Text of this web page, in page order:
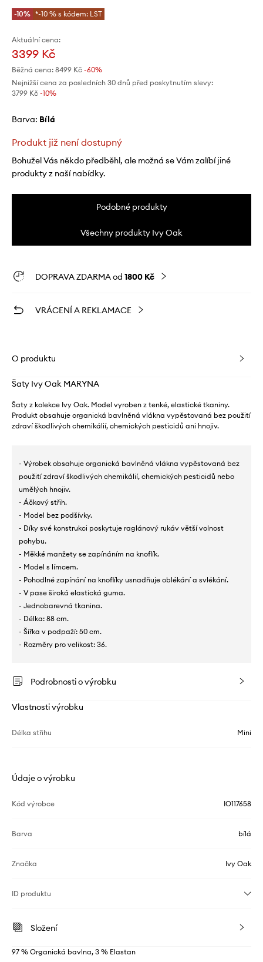
-10% *-10 % s kódem: LST
Aktuální cena:
3399 Kč
Běžná cena: 8499 Kč -60%
Nejnižší cena za posledních 30 dnů před poskytnutím slevy:
3799 Kč -10%
Barva: bílá
Produkt již není dostupný
Bohužel Vás někdo předběhl, ale možná se Vám zalíbí jiné
produkty z naší nabídky.
Podobné produkty
Všechny produkty Ivy Oak
DOPRAVA ZDARMA od 1800 Kč
VRÁCENÍ A REKLAMACE
O produktu
Šaty Ivy Oak MARYNA
Šaty z kolekce Ivy Oak. Model vyroben z tenké, elastické tkaniny.
Produkt obsahuje organická bavlněná vlákna vypěstovaná bez použití
zdraví škodlivých chemikálií, chemických pesticidů ani hnojiv.
- Výrobek obsahuje organická bavlněná vlákna vypěstovaná bez
použití zdraví škodlivých chemikálií, chemických pesticidů nebo
umělých hnojiv.
- Áčkový střih.
- Model bez podšívky.
- Díky své konstrukci poskytuje raglánový rukáv větší volnost
pohybu.
- Měkké manžety se zapínáním na knoflík.
- Model s límcem.
- Pohodlné zapínání na knoflíky usnadňuje oblékání a svlékání.
- V pase široká elastická guma.
- Jednobarevná tkanina.
- Délka: 88 cm.
- Šířka v podpaží: 50 cm.
- Rozměry pro velikost: 36.
Podrobnosti o výrobku
Vlastnosti výrobku
Délka střihu Mini
Údaje o výrobku
Kód výrobce IO117658
Barva bílá
Značka Ivy Oak
ID produktu
Složení
97 % Organická bavlna, 3 % Elastan